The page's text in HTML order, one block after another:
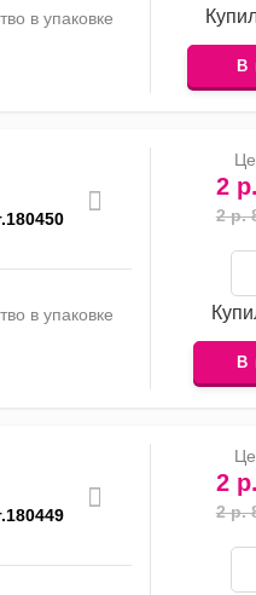
в упаковке
В
в упаковке
2
2 р.
В
2
2 р.